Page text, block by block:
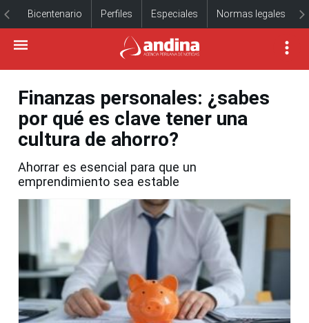
Bicentenario Perfiles Especiales Normas legales
Finanzas personales: ¿sabes
por qué es clave tener una
cultura de ahorro?
Ahorrar es esencial para que un
emprendimiento sea estable